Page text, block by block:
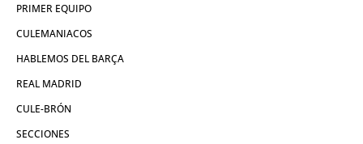
PRIMER EQUIPO
CULEMANIACOS
HABLEMOS DEL BARÇA
REAL MADRID
CULE-BRÓN
SECCIONES